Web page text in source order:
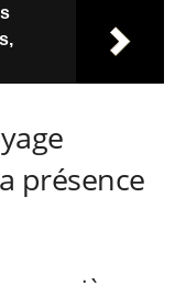
présence